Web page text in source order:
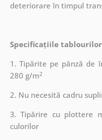
deteriorare în timpul
Specificațiile tablourilor
1. Tipărite pe pânză de
280 g/m2
2. Nu necesită cadru
3. Tipărire cu plottere
culorilor